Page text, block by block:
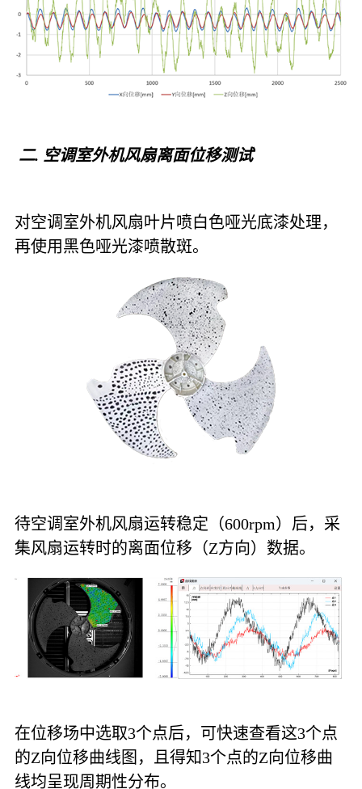
二. 空调室外机风扇离面位移测试
对空调室外机风扇叶片喷白色哑光底漆处理，
再使用黑色哑光漆喷散斑。
待空调室外机风扇运转稳定（600rpm）后，采
集风扇运转时的离面位移（Z方向）数据。
在位移场中选取3个点后，可快速查看这3个点
的Z向位移曲线图，且得知3个点的Z向位移曲
线均呈现周期性分布。